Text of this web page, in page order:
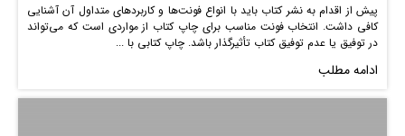
پیش از اقدام به نشر کتاب باید با انواع فونت‌ها و کاربردهای متداول آن آشنایی
کافی داشت. انتخاب فونت مناسب برای چاپ کتاب از مواردی است که می‌تواند
در توفیق یا عدم توفیق کتاب تأثیرگذار باشد. چاپ کتابی با ...
ادامه مطلب